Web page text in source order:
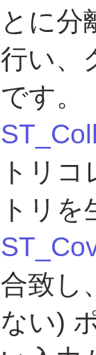
とに分
行い、
です。
トリ
トリ
合致し
ない)